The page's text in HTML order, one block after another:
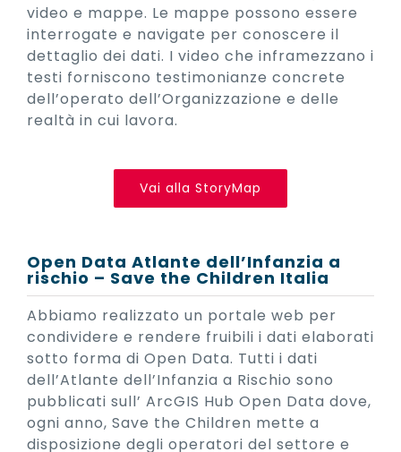
video e mappe. Le mappe possono essere
interrogate e navigate per conoscere il
dettaglio dei dati. I video che inframezzano i
testi forniscono testimonianze concrete
dell’operato dell’Organizzazione e delle
realtà in cui lavora.
Vai alla StoryMap
Open Data Atlante dell’Infanzia a
rischio – Save the Children Italia
Abbiamo realizzato un portale web per
condividere e rendere fruibili i dati elaborati
sotto forma di Open Data. Tutti i dati
dell’Atlante dell’Infanzia a Rischio sono
pubblicati sull’ ArcGIS Hub Open Data dove,
ogni anno, Save the Children mette a
disposizione degli operatori del settore e